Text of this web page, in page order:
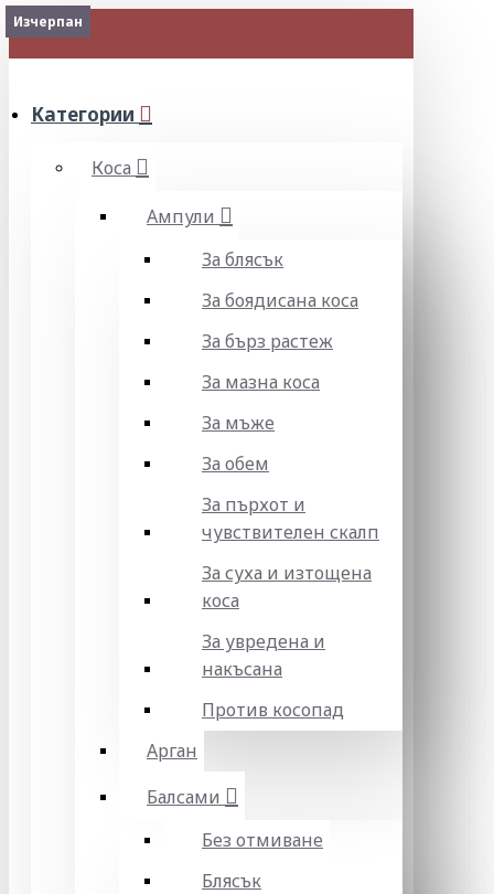
МЕНЮ
Категории
Коса
Ампули
За блясък
За боядисана коса
За бърз растеж
За мазна коса
За мъже
За обем
За пърхот и
чувствителен скалп
За суха и изтощена
коса
За увредена и
накъсана
Против косопад
Арган
Балсами
Без отмиване
Блясък
Изчерпан